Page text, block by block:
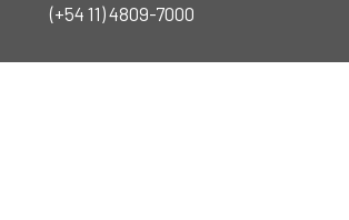
(+54 11) 4809-7000